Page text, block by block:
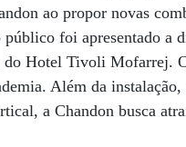
ao propor novas
foi apresentado a
Hotel Tivoli Mofarrej.
Além da
a Chandon busca